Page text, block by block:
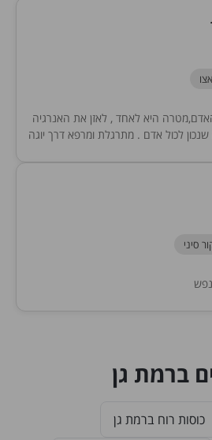
היא לאחד , לאזן את האנרגיה
לכול אדם . מתרגלת ומרפא דרך יוגה
סיני
ברמת גן
כוסות רוח ברמת גן